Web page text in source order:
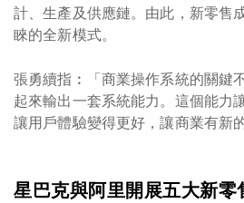
計、生產及供應鏈。由此，新零售
睞的全新模式。
張勇續指︰「商業操作系統的關鍵
起來輸出一套系統能力。這個能力
讓用戶體驗變得更好，讓商業有新
星巴克與阿里開展五大新零